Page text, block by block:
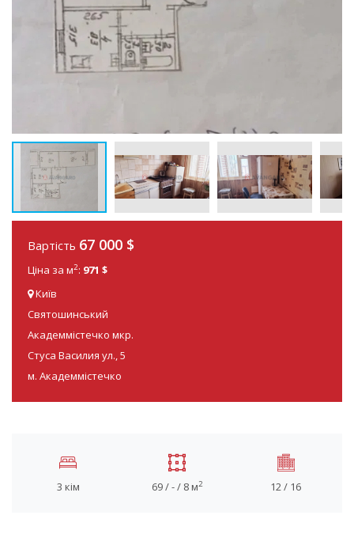
Вартість 67 000 $
Ціна за м2: 971 $
Київ
Святошинський
Академмістечко мкр.
Стуса Василия ул., 5
м. Академмістечко
3 кім 69 / - / 8 м2 12 / 16